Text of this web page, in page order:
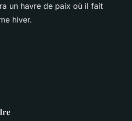
un havre de paix où il fait
hiver.